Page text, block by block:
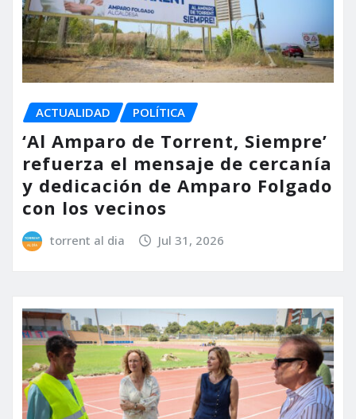
ACTUALIDAD POLÍTICA
‘Al Amparo de Torrent, Siempre’
refuerza el mensaje de cercanía
y dedicación de Amparo Folgado
con los vecinos
torrent al dia Jul 31, 2026